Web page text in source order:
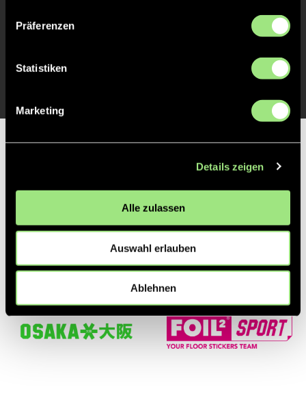
Präferenzen
Statistiken
Marketing
Details zeigen
Alle zulassen
Auswahl erlauben
Ablehnen
1'
Partner